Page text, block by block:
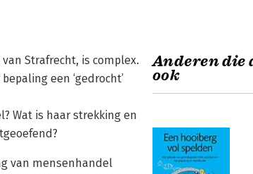
Strafrecht, is complex.
een ‘gedrocht’
Wat is haar strekking en
van mensenhandel
Anderen die
ook